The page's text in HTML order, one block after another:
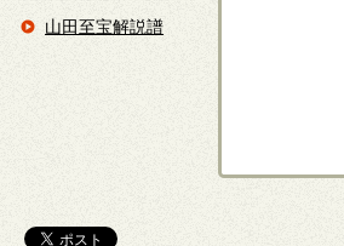
山田至宝解説譜